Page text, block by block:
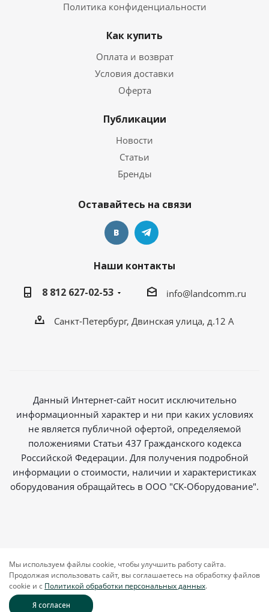
Политика конфиденциальности
Как купить
Оплата и возврат
Условия доставки
Оферта
Публикации
Новости
Статьи
Бренды
Оставайтесь на связи
Наши контакты
8 812 627-02-53
info@landcomm.ru
Санкт-Петербург, Двинская улица, д.12 А
Данный Интернет-сайт носит исключительно
информационный характер и ни при каких условиях
не является публичной офертой, определяемой
положениями Статьи 437 Гражданского кодекса
Российской Федерации. Для получения подробной
информации о стоимости, наличии и характеристиках
оборудования обращайтесь в ООО "СК-Оборудование".
Мы используем файлы cookie, чтобы улучшить работу сайта.
Продолжая использовать сайт, вы соглашаетесь на обработку файлов
cookie и c Политикой обработки персональных данных.
Я согласен